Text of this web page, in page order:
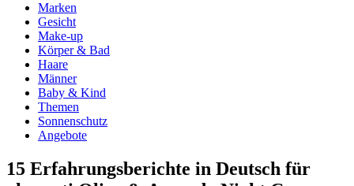
Marken
Gesicht
Make-up
Körper & Bad
Haare
Männer
Baby & Kind
Themen
Sonnenschutz
Angebote
15 Erfahrungsberichte in Deutsch für